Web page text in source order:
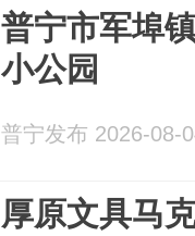
普宁市军埠
小公园
普宁发布 2026-08-
厚原文具马